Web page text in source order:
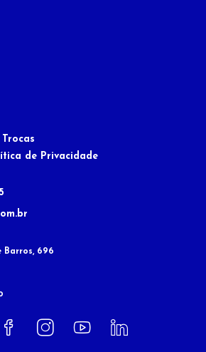
de Privacidade
Barros, 696